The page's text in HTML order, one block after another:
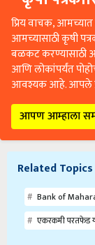
प्रिय वाचक,
आमच्यासाठी कृषी
बळकट करण्यासाठी
आणि लोकांपर्यंत
आवश्यक आहे. आपले
आपण आम्हाला
एकरकमी परतफेड